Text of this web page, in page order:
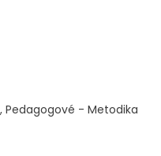
Pedagogové - Metodika